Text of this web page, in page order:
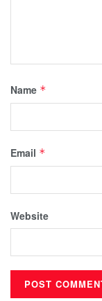
Name *
Email *
Website